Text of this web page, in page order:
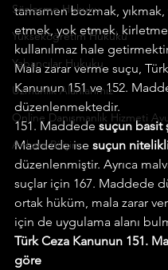
Sözleşme Hukuku
Yükseköğretim Hukuku
Yabancılar Hukuku
Uzmanlık Alanlarımız
Online Danışmanlık Hizmeti
Ankara Bilişim
tamamen bozmak,
etmek, yok etmek,
kullanılmaz hale
Mala zarar verme suçu,
Kanunun 151 ve 152.
düzenlenmektedir.
151. Maddede suçun basit
Maddede ise suçun
düzenlenmiştir. Ayrıca
suçlar için 167. Maddede
ortak hüküm, mala zarar
için de uygulama alanı
Türk Ceza Kanunun 151.
göre